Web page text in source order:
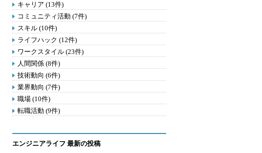
キャリア (13件)
コミュニティ活動 (7件)
スキル (10件)
ライフハック (12件)
ワークスタイル (23件)
人間関係 (8件)
技術動向 (6件)
業界動向 (7件)
職場 (10件)
転職活動 (9件)
エンジニアライフ 最新の投稿